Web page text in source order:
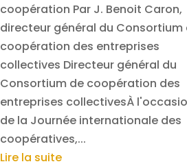
coopération Par J. Benoit Caron,
directeur général du Consortium
coopération des entreprises
collectives Directeur général du
Consortium de coopération des
entreprises collectivesÀ
de la Journée internationale des
coopératives,...
Lire la suite